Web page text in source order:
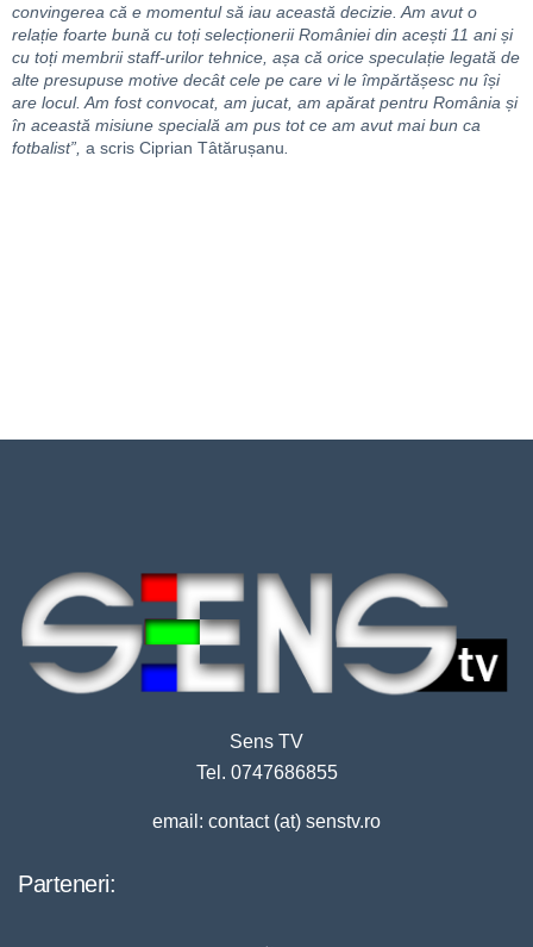
convingerea că e momentul să iau această decizie. Am avut o
relație foarte bună cu toți selecționerii României din acești 11 ani și
cu toți membrii staff-urilor tehnice, așa că orice speculație legată de
alte presupuse motive decât cele pe care vi le împărtășesc nu își
are locul. Am fost convocat, am jucat, am apărat pentru România și
în această misiune specială am pus tot ce am avut mai bun ca
fotbalist”, a scris Ciprian Tâtărușanu
Sens TV
Tel. 0747686855
email: contact (at) senstv.ro
Parteneri: